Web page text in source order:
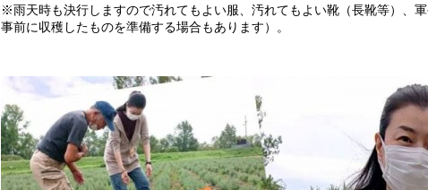
※雨天時も決行しますので汚れてもよい服、汚れてもよい靴（長靴等）、
事前に収穫したものを準備する場合もあります）。